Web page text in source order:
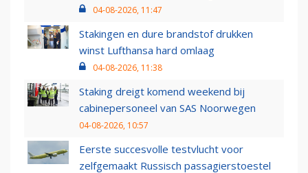
04-08-2026, 11:47
Stakingen en dure brandstof drukken
winst Lufthansa hard omlaag
04-08-2026, 11:38
Staking dreigt komend weekend bij
cabinepersoneel van SAS Noorwegen
04-08-2026, 10:57
Eerste succesvolle testvlucht voor
zelfgemaakt Russisch passagierstoestel